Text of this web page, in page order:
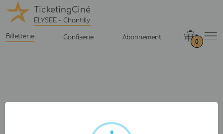
TicketingCiné
ELYSEE - Chantilly
Billetterie Confiserie Abonnement
0